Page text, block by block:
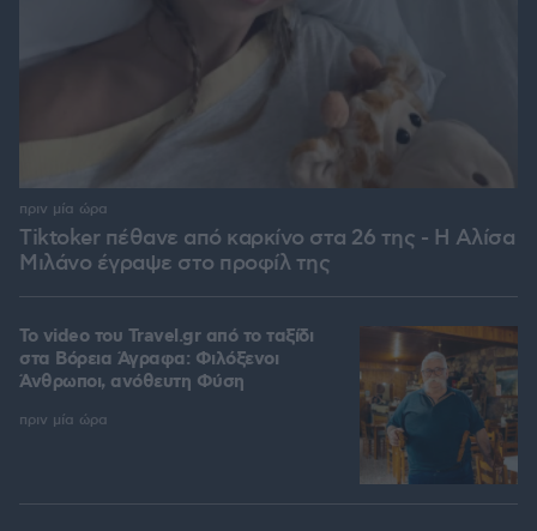
Tiktoker πέθανε από καρκίνο στα 26 της - Η Αλίσα
Μιλάνο έγραψε στο προφίλ της
πριν μία ώρα
To video του Travel.gr από το ταξίδι
στα Βόρεια Άγραφα: Φιλόξενοι
Άνθρωποι, ανόθευτη Φύση
πριν μία ώρα